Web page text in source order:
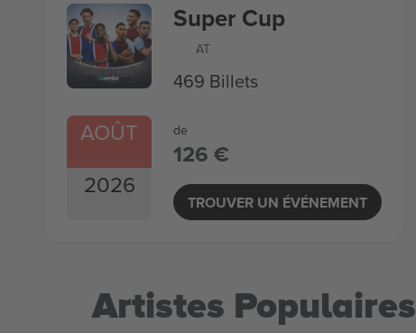
AOÛT
2026
Super Cup
AT
469 Billets
de
126 €
TROUVER UN ÉVÉNEMENT
Artistes Populaires